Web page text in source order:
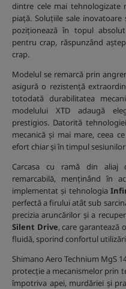
dintre cele mai tehnologizate
piață. Soluțiile sale
poziționează în topul
pentru crap, răspunzând
crap.
Modelul se remarcă prin
asigură o rezistență
totodată durabilitatea
modelului XTD adaugă
prestigios. Datorită tehnologiei
mecanică și mai mare, ceea
efort chiar și în timpul
Carcasa cu ramă din aliaj
remarcabilă, menținând în
implementat și tehnologia
perfectă a firului atât sub
precizia aruncărilor și a
Silent Drive, care garantează
fluidă, sporind confortul
Shimano Aero Technium MgS
protecție a mecanismelor prin
împotriva apei, murdăriei și